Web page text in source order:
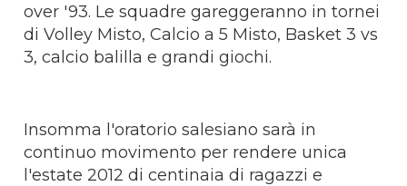
over '93. Le squadre gareggeranno in tornei
di Volley Misto, Calcio a 5 Misto, Basket 3 vs
3, calcio balilla e grandi giochi.
Insomma l'oratorio salesiano sarà in
continuo movimento per rendere unica
l'estate 2012 di centinaia di ragazzi e